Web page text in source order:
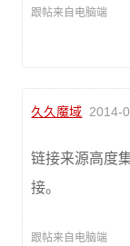
跟帖来自电脑端
久久魔域 2014-
链接来源高度
接。
跟帖来自电脑端